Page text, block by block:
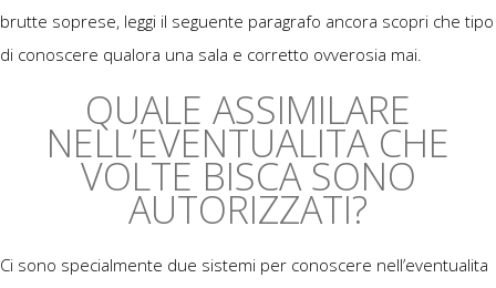
brutte soprese, leggi il seguente paragrafo ancora scopri che tipo
di conoscere qualora una sala e corretto ovverosia mai.
QUALE ASSIMILARE
NELL’EVENTUALITA CHE
VOLTE BISCA SONO
AUTORIZZATI?
Ci sono specialmente due sistemi per conoscere nell’eventualita